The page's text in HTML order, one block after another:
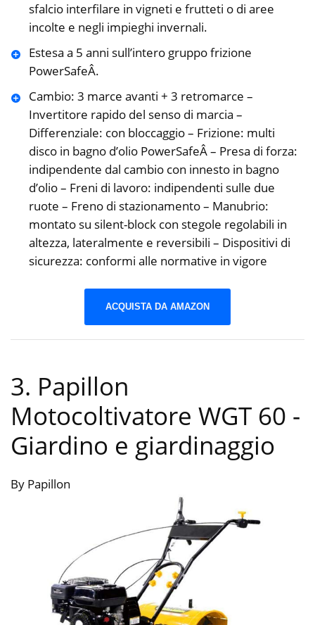
sfalcio interfilare in vigneti e frutteti o di aree
incolte e negli impieghi invernali.
Estesa a 5 anni sull’intero gruppo frizione
PowerSafeÂ.
Cambio: 3 marce avanti + 3 retromarce –
Invertitore rapido del senso di marcia –
Differenziale: con bloccaggio – Frizione: multi
disco in bagno d’olio PowerSafeÂ – Presa di forza:
indipendente dal cambio con innesto in bagno
d’olio – Freni di lavoro: indipendenti sulle due
ruote – Freno di stazionamento – Manubrio:
montato su silent-block con stegole regolabili in
altezza, lateralmente e reversibili – Dispositivi di
sicurezza: conformi alle normative in vigore
ACQUISTA DA AMAZON
3. Papillon
Motocoltivatore WGT 60 -
Giardino e giardinaggio
By Papillon